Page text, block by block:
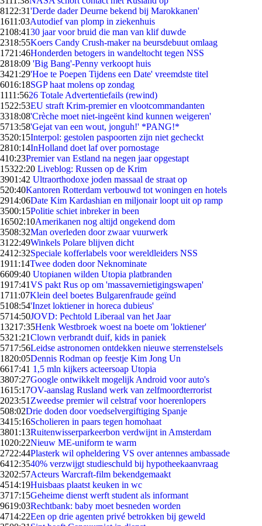
81 22:31'Derde dader Deurne bekend bij Marokkanen'
1611:03Autodief van plomp in ziekenhuis
2108:4130 jaar voor bruid die man van klif duwde
2318:55Koers Candy Crush-maker na beursdebuut omlaag
1721:46Honderden betogers in wandeltocht tegen NSS
2818:09 'Big Bang'-Penny verkoopt huis
3421:29'Hoe te Poepen Tijdens een Date' vreemdste titel
6016:18SGP haat molens op zondag
1111:5626 Totale Advertentiefails (rewind)
1522:53EU straft Krim-premier en vlootcommandanten
3318:08'Crèche moet niet-ingeënt kind kunnen weigeren'
5713:58'Gejat van een wout, jonguh!' *PANG!*
3520:15Interpol: gestolen paspoorten zijn niet gecheckt
2810:14InHolland doet laf over pornostage
410:23Premier van Estland na negen jaar opgestapt
15322:20 Liveblog: Russen op de Krim
3901:42 Ultraorthodoxe joden massaal de straat op
520:40Kantoren Rotterdam verbouwd tot woningen en hotels
2914:06Date Kim Kardashian en miljonair loopt uit op ramp
3500:15Politie schiet inbreker in been
16502:10Amerikanen nog altijd ongekend dom
3508:32Man overleden door zwaar vuurwerk
31 22:49Winkels Polare blijven dicht
2412:32Speciale kofferlabels voor wereldleiders NSS
1911:14Twee doden door Neknominate
6609:40 Utopianen wilden Utopia platbranden
1917:41VS pakt Rus op om 'massavernietigingswapen'
1711:07Klein deel boetes Bulgarenfraude geïnd
5108:54'Inzet loktiener in horeca dubieus'
5714:50JOVD: Pechtold Liberaal van het Jaar
13217:35Henk Westbroek woest na boete om 'loktiener'
5321:21Clown verbrandt duif, kids in paniek
5717:56Leidse astronomen ontdekken nieuwe sterrenstelsels
1820:05Dennis Rodman op feestje Kim Jong Un
6617:41 1,5 mln kijkers acteersoap Utopia
3807:27Google ontwikkelt mogelijk Android voor auto's
1615:17OV-aanslag Rusland werk van zelfmoordterrorist
2023:51 Zweedse premier wil celstraf voor hoerenlopers
508:02Drie doden door voedselvergiftiging Spanje
3415:16Scholieren in paars tegen homohaat
3801:13Ruitenwisserparkeerbon verdwijnt in Amsterdam
1020:22Nieuw ME-uniform te warm
2722:44Plasterk wil opheldering VS over antennes ambassade
6412:3540% verzwijgt studieschuld bij hypotheekaanvraag
3202:57Acteurs Warcraft-film bekendgemaakt
4514:19Huisbaas plaatst keuken in wc
3717:15Geheime dienst werft student als informant
9619:03Rechtbank: baby moet besneden worden
4714:22Een op drie agenten privé betrokken bij geweld